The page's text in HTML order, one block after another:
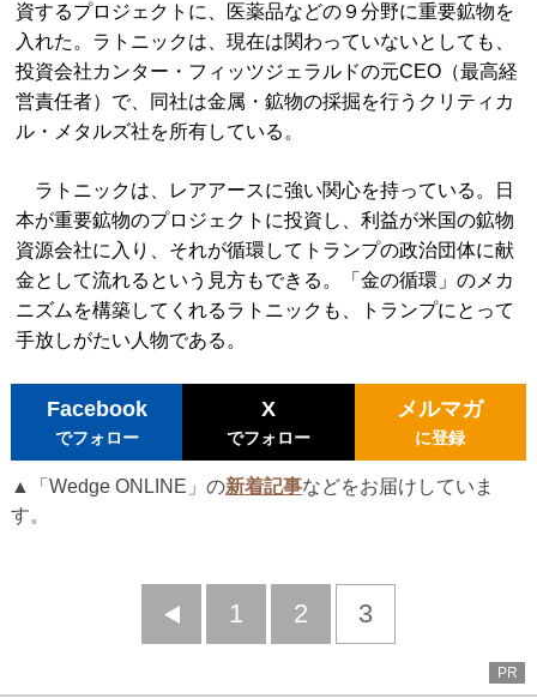
資するプロジェクトに、医薬品などの９分野に重要鉱物を
入れた。ラトニックは、現在は関わっていないとしても、
投資会社カンター・フィッツジェラルドの元CEO（最高経
営責任者）で、同社は金属・鉱物の採掘を行うクリティカ
ル・メタルズ社を所有している。
ラトニックは、レアアースに強い関心を持っている。日
本が重要鉱物のプロジェクトに投資し、利益が米国の鉱物
資源会社に入り、それが循環してトランプの政治団体に献
金として流れるという見方もできる。「金の循環」のメカ
ニズムを構築してくれるラトニックも、トランプにとって
手放しがたい人物である。
Facebook
でフォロー
X
でフォロー
メルマガ
に登録
▲「Wedge ONLINE」の新着記事などをお届けしていま
す。
前
1 2 3
PR